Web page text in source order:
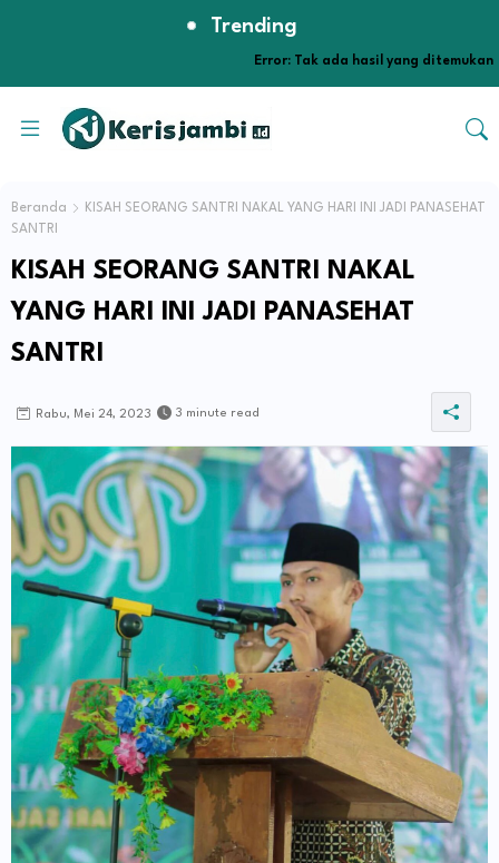
Trending
Error: Tak ada hasil yang ditemukan
Beranda
KISAH SEORANG SANTRI NAKAL YANG HARI INI JADI PANASEHAT
SANTRI
KISAH SEORANG SANTRI NAKAL
YANG HARI INI JADI PANASEHAT
SANTRI
Rabu, Mei 24, 2023 3 minute read